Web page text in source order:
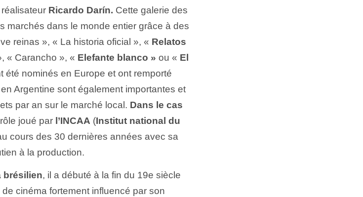
réalisateur Ricardo Darín. Cette galerie des
marchés dans le monde entier grâce à des
reinas », « La historia oficial », « Relatos
« Carancho », « Elefante blanco » ou « El
été nominés en Europe et ont remporté
Argentine sont également importantes et
par an sur le marché local. Dans le cas
joué par l’INCAA (Institut national du
cours des 30 dernières années avec sa
à la production.
brésilien, il a débuté à la fin du 19e siècle
de cinéma fortement influencé par son